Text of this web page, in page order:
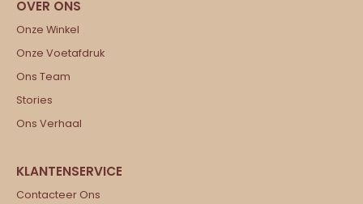
Onze Winkel
Onze Voetafdruk
Ons Team
Stories
Ons Verhaal
Contacteer Ons